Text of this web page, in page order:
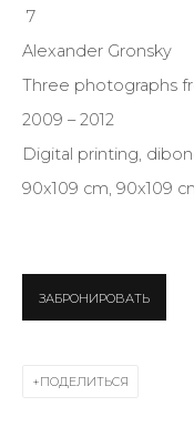
* denotes required fields
+7 (812) 275-97-62
7
Alexander Gronsky
Three photographs
2009 – 2012
Digital printing,
90x109 cm, 90x109
ЗАБРОНИРОВАТЬ
ПОДЕЛИТЬСЯ